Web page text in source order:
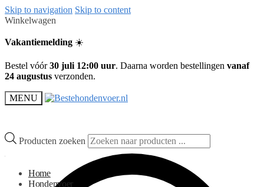
Skip to navigation Skip to content
Winkelwagen
Vakantiemelding ☀️
Bestel vóór30 juli 12:00 uur. Daarna worden bestellingen vanaf
24 augustus verzonden.
MENU
Producten zoeken
Home
Hondenvoer